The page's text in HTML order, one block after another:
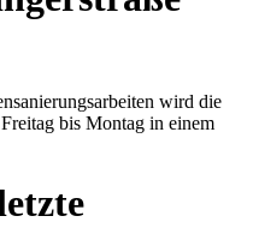
wird die
bis Montag in einem